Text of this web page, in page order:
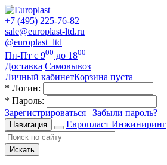
+7 (495) 225-76-82
sale@europlast-ltd.ru
@europlast_ltd
Пн-Пт с 900 до 1800
Доставка Самовывоз
Личный кабинетКорзина пуста
* Логин:
* Пароль:
Зарегистрироваться | Забыли пароль?
Навигация Европласт Инжиниринг
Искать